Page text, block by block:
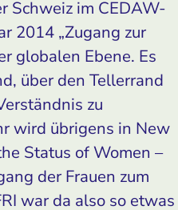
Schweiz im CEDAW-
2014 „Zugang zur
globalen Ebene. Es
über den Tellerrand
zu
wird übrigens in New
Status of Women –
der Frauen zum
war da also so etwas